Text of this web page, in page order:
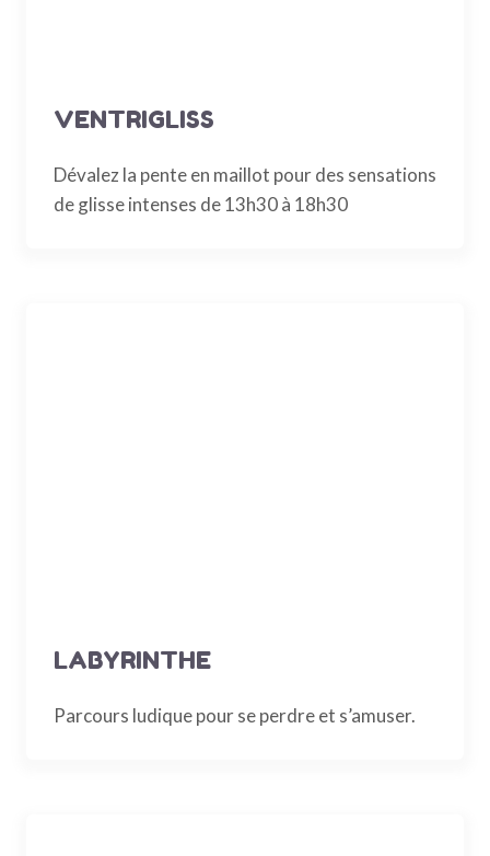
VENTRIGLISS
Dévalez la pente en maillot pour des sensations
de glisse intenses de 13h30 à 18h30
LABYRINTHE
Parcours ludique pour se perdre et s’amuser.